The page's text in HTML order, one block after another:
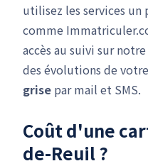
utilisez les services un
comme
accès au suivi sur
des évolutions de votre
grise par mail et SMS.
Coût d'une
de-Reuil ?